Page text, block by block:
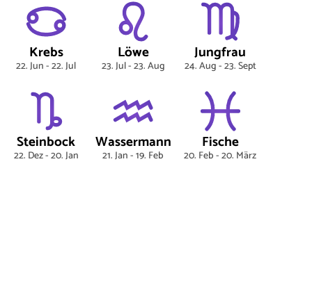
Krebs
22. Jun - 22. Jul
Löwe
23. Jul - 23. Aug
Jungfrau
24. Aug - 23. Sept
Steinbock
22. Dez - 20. Jan
Wassermann
21. Jan - 19. Feb
Fische
20. Feb - 20. März